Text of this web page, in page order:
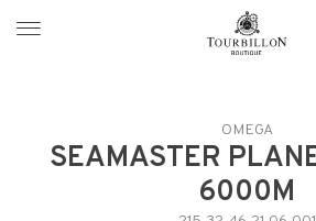
https://
OMEGA
SEAMASTER
6000M